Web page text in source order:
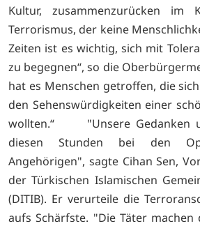
Kultur, zusammenzurücken im
Terrorismus, der keine
Zeiten ist es wichtig, sich mit
zu begegnen“, so die
hat es Menschen getroffen, die
den Sehenswürdigkeiten einer
wollten.“ "Unsere Gedanken
diesen Stunden bei den
Angehörigen", sagte Cihan Sen,
der Türkischen Islamischen
(DITIB). Er verurteile die
aufs Schärfste. "Die Täter